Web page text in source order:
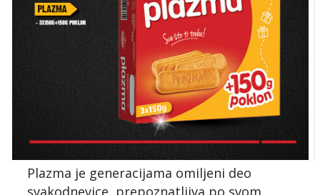
Plazma je generacijama omiljeni deo
svakodnevice, prepoznatljiva po svom